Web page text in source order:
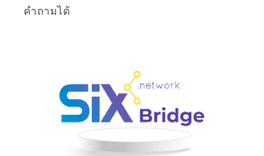
คำถามได้